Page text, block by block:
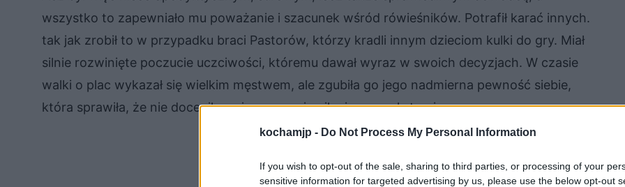
kochamjp - Do Not Process My Personal Information
If you wish to opt-out of the sale, sharing to third parties, or processing of your
sensitive information for targeted advertising by us, please use the below opt-out
wszystko to zapewniało mu poważanie i szacunek wśród rówieśników. Potrafił karać innych.
tak jak zrobił to w przypadku braci Pastorów, którzy kradli innym dzieciom kulki do gry. Miał
silnie rozwinięte poczucie uczciwości, któremu dawał wyraz w swoich decyzjach. W czasie
walki o plac wykazał się wielkim męstwem, ale zgubiła go jego nadmierna pewność siebie,
która sprawiła, że nie docenił swojego przeciwnika i przegrał starcie.